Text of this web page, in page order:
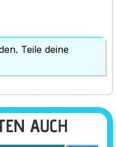
Teile deine
AUCH